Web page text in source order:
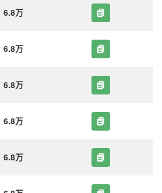
6.8万
6.8万
6.8万
6.8万
6.8万